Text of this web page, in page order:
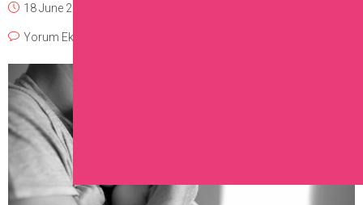
18 June 2016
Yorum Ekle